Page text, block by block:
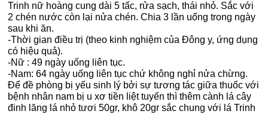
Trinh nữ hoàng cung dài 5 tấc, rửa sạch, thái nhỏ. Sắc với
2 chén nước còn lại nửa chén. Chia 3 lần uống trong ngày
sau khi ăn.
-Thời gian điều trị (theo kinh nghiệm của Đông y, ứng dụng
có hiệu quả).
-Nữ : 49 ngày uống liên tục.
-Nam: 64 ngày uống liên tục chứ không nghỉ nửa chừng.
Để đề phòng bị yếu sinh lý bởi sự tương tác giữa thuốc với
bệnh nhân nam bị u xơ tiền liệt tuyến thì thêm cành lá cây
đinh lăng lá nhỏ tươi 50gr, khô 20gr sắc chung với lá Trinh